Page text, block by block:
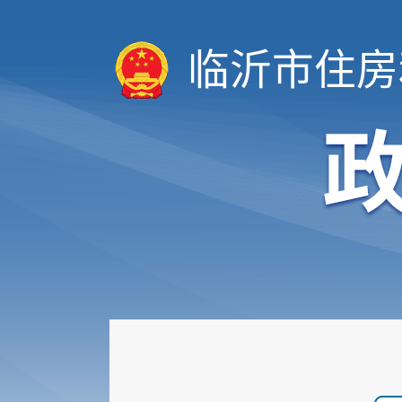
临沂市住